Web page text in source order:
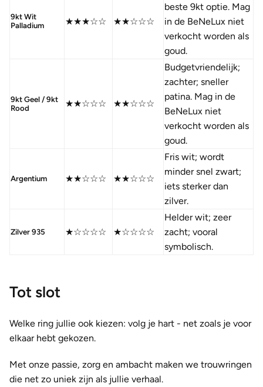
9kt Wit
Palladium
★★★☆☆ ★★☆☆☆
beste 9kt optie. Mag
in de BeNeLux niet
verkocht worden als
goud.
9kt Geel / 9kt
Rood
★★☆☆☆ ★★☆☆☆
Budgetvriendelijk;
zachter; sneller
patina. Mag in de
BeNeLux niet
verkocht worden als
goud.
Argentium ★★☆☆☆ ★★☆☆☆
Fris wit; wordt
minder snel zwart;
iets sterker dan
zilver.
Zilver 935 ★☆☆☆☆ ★☆☆☆☆
Helder wit; zeer
zacht; vooral
symbolisch.
Tot slot
Welke ring jullie ook kiezen: volg je hart - net zoals je voor
elkaar hebt gekozen.
Met onze passie, zorg en ambacht maken we trouwringen
die net zo uniek zijn als jullie verhaal.